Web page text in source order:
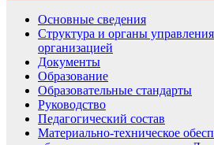
Основные сведения
Структура и органы
организацией
Документы
Образование
Образовательные стандарты
Руководство
Педагогический состав
Материально-техническое